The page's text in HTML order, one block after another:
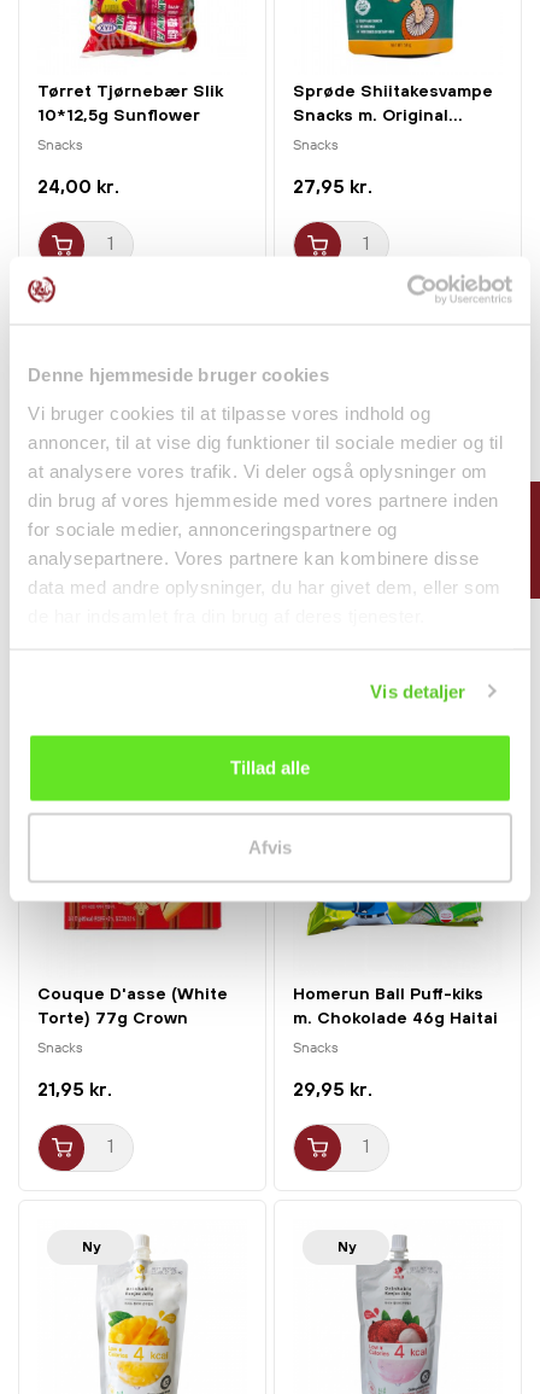
Denne hjemmeside bruger cookies
Vi bruger cookies til at tilpasse vores indhold og
annoncer, til at vise dig funktioner til sociale medier og til
at analysere vores trafik. Vi deler også oplysninger om
din brug af vores hjemmeside med vores partnere inden
for sociale medier, annonceringspartnere og
analysepartnere. Vores partnere kan kombinere disse
data med andre oplysninger, du har givet dem, eller som
Vis detaljer
Tillad alle
Afvis
Tørret Tjørnebær Slik
10*12,5g Sunflower
Snacks
24,00 kr.
Sprøde Shiitakesvampe
Snacks m. Original...
Snacks
27,95 kr.
Sprøde Shiitakesvampe
Snacks m.
Havsaltsmag...
Snacks
Sprøde Shiitakesvampe
Snacks m. Trøffelsmag...
Snacks
Couque D'asse (White
Torte) 77g Crown
Snacks
21,95 kr.
Homerun Ball Puff-kiks
m. Chokolade 46g Haitai
Snacks
29,95 kr.
Ny Ny